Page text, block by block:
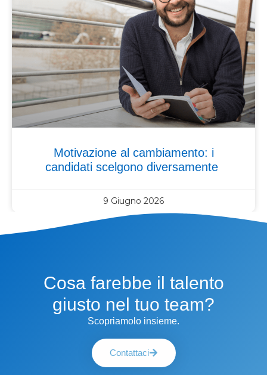
Motivazione al cambiamento: i
candidati scelgono diversamente
9 Giugno 2026
Cosa farebbe il talento
giusto nel tuo team?
Scopriamolo insieme.
Contattaci